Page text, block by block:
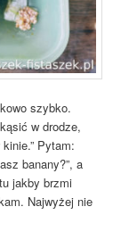
szybko.
w drodze,
Pytam:
banany?”, a
jakby brzmi
Najwyżej nie